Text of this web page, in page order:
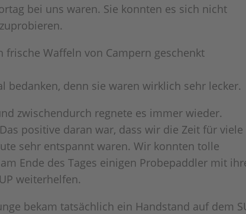
bei uns waren. Sie konnten es sich nicht
Waffeln von Campern geschenkt
denn sie waren wirklich sehr lecker.
zwischendurch regnete es immer wieder.
positive daran war, dass wir die Zeit für viele
sehr entspannt waren. Wir konnten tolle
Ende des Tages einigen Probepaddler mit
weiterhelfen.
bekam tatsächlich ein Handstand auf dem